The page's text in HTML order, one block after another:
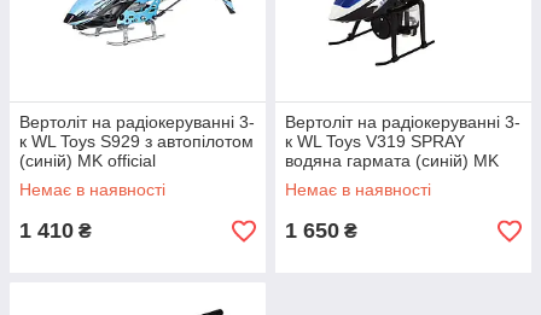
Вертоліт на радіокеруванні 3-
к WL Toys S929 з автопілотом
(синій) MK official
Немає в наявності
1 410 ₴
Вертоліт на радіокеруванні 3-
к WL Toys V319 SPRAY
водяна гармата (синій) MK
official
Немає в наявності
1 650 ₴